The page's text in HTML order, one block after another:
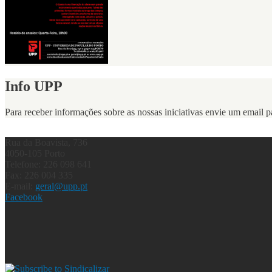
Info UPP
Para receber informações sobre as nossas iniciativas envie um email
geral@upp.pt
Facebook